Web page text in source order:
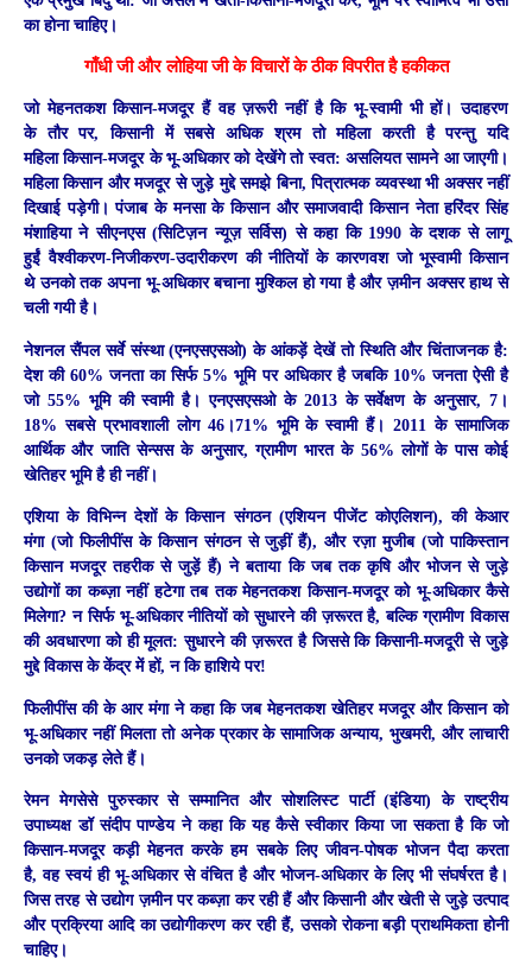
का होना चाहिए।
गाँधी जी और लोहिया जी के विचारों के ठीक विपरीत है हकीकत
जो मेहनतकश किसान-मजदूर हैं वह ज़रूरी नहीं है कि भू-स्वामी भी हों। उदाहरण
के तौर पर, किसानी में सबसे अधिक श्रम तो महिला करती है परन्तु यदि
महिला किसान-मजदूर के भू-अधिकार को देखेंगे तो स्वत: असलियत सामने आ जाएगी।
महिला किसान और मजदूर से जुड़े मुद्दे समझे बिना, पित्रात्मक व्यवस्था भी अक्सर नहीं
दिखाई पड़ेगी। पंजाब के मनसा के किसान और समाजवादी किसान नेता हरिंदर सिंह
मंशाहिया ने सीएनएस (सिटिज़न न्यूज़ सर्विस) से कहा कि 1990 के दशक से लागू
हुईं वैश्वीकरण-निजीकरण-उदारीकरण की नीतियों के कारणवश जो भूस्वामी किसान
थे उनको तक अपना भू-अधिकार बचाना मुश्किल हो गया है और ज़मीन अक्सर हाथ से
चली गयी है।
नेशनल सैंपल सर्वे संस्था (एनएसएसओ) के आंकड़ें देखें तो स्थिति और चिंताजनक है:
देश की 60% जनता का सिर्फ 5% भूमि पर अधिकार है जबकि 10% जनता ऐसी है
जो 55% भूमि की स्वामी है। एनएसएसओ के 2013 के सर्वेक्षण के अनुसार, 7।
18% सबसे प्रभावशाली लोग 46।71% भूमि के स्वामी हैं। 2011 के सामाजिक
आर्थिक और जाति सेन्सस के अनुसार, ग्रामीण भारत के 56% लोगों के पास कोई
खेतिहर भूमि है ही नहीं।
एशिया के विभिन्न देशों के किसान संगठन (एशियन पीजेंट कोएलिशन), की केआर
मंगा (जो फिलीपींस के किसान संगठन से जुड़ीं हैं), और रज़ा मुजीब (जो पाकिस्तान
किसान मजदूर तहरीक से जुड़ें हैं) ने बताया कि जब तक कृषि और भोजन से जुड़े
उद्योगों का कब्ज़ा नहीं हटेगा तब तक मेहनतकश किसान-मजदूर को भू-अधिकार कैसे
मिलेगा? न सिर्फ भू-अधिकार नीतियों को सुधारने की ज़रूरत है, बल्कि ग्रामीण विकास
की अवधारणा को ही मूलत: सुधारने की ज़रूरत है जिससे कि किसानी-मजदूरी से जुड़े
मुद्दे विकास के केंद्र में हों, न कि हाशिये पर!
फिलीपींस की के आर मंगा ने कहा कि जब मेहनतकश खेतिहर मजदूर और किसान को
भू-अधिकार नहीं मिलता तो अनेक प्रकार के सामाजिक अन्याय, भुखमरी, और लाचारी
उनको जकड़ लेते हैं।
रेमन मेगसेसे पुरुस्कार से सम्मानित और सोशलिस्ट पार्टी (इंडिया) के राष्ट्रीय
उपाध्यक्ष डॉ संदीप पाण्डेय ने कहा कि यह कैसे स्वीकार किया जा सकता है कि जो
किसान-मजदूर कड़ी मेहनत करके हम सबके लिए जीवन-पोषक भोजन पैदा करता
है, वह स्वयं ही भू-अधिकार से वंचित है और भोजन-अधिकार के लिए भी संघर्षरत है।
जिस तरह से उद्योग ज़मीन पर कब्ज़ा कर रही हैं और किसानी और खेती से जुड़े उत्पाद
और प्रक्रिया आदि का उद्योगीकरण कर रही हैं, उसको रोकना बड़ी प्राथमिकता होनी
चाहिए।